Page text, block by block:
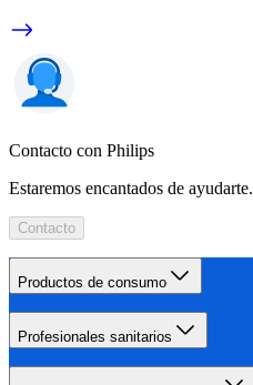
Contacto con Philips
Estaremos encantados de ayudarte.
Contacto
Productos de consumo
Profesionales sanitarios